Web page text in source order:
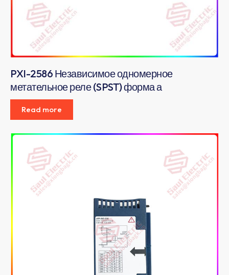
PXI-2586 Независимое одномерное
метательное реле (SPST) форма а
Read more